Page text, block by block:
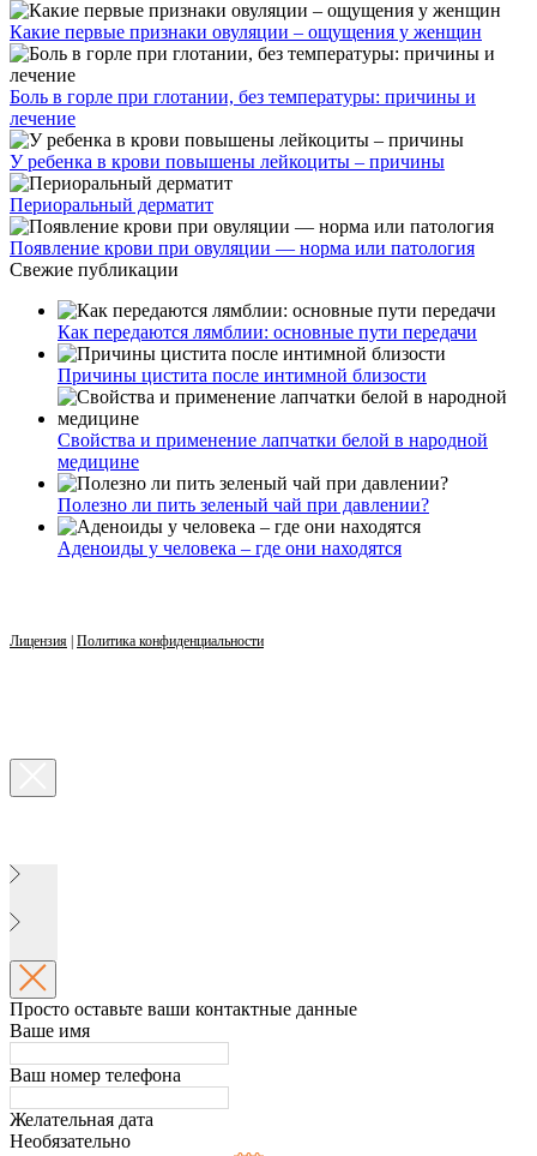
Какие первые признаки овуляции – ощущения у женщин
Боль в горле при глотании, без температуры: причины и
лечение
У ребенка в крови повышены лейкоциты – причины
Периоральный дерматит
Появление крови при овуляции — норма или патология
Свежие публикации
Как передаются лямблии: основные пути передачи
Причины цистита после интимной близости
Свойства и применение лапчатки белой в народной
медицине
Полезно ли пить зеленый чай при давлении?
Аденоиды у человека – где они находятся
Лицензия | Политика конфиденциальности
Просто оставьте ваши контактные данные
Ваше имя
Ваш номер телефона
Желательная дата
Необязательно